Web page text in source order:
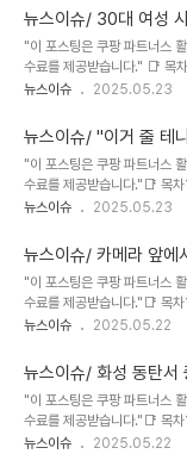
있..
상은 운전 중 부주의로 인해
60대 여성이 운전 중 조수석
을 인지하지 못하고 횡단보
주나 약물 운전은 아니었지만,
으로 이어질 수 있는지 보여주
전자들에게 운전 중 ..
뉴스이슈/ 30대 여성 사업가가 보이스피싱 임을 알게
된 계기는?
"이 포스팅은 쿠팡 파트너스
수료를 제공받습니다." 📑 목
지 발휘2. 💼 대출 신청과 의
게 된 계기는? 30대 여성 사업
범인 검거까지 이어진 사건을
미끼로 보험사대출 상환을 요
가는 은행 앞에서 신용보증재
을 알아챕니다. 경찰에 신고
이 사건은 보이스피..
뉴스이슈 2025.05.23
뉴스이슈/ "이거 줄 테
유기견
"이 포스팅은 쿠팡 파트너스
수료를 제공받습니다."📑 목
견의 감동적인 이야기3. 🐶 유
사연은? 유기견이 자신의 구
동적인 이야기를 담고 있습니
했지만, 결국 치료받고 새로
울림을 줍니다. 이 이야기는 버
생각하게 만들며, 소중한 생
잊지 말아야 합니다...
뉴스이슈 2025.05.23
뉴스이슈/ 카메라 앞에
'딱 걸린다'
"이 포스팅은 쿠팡 파트너스
수료를 제공받습니다."📑 목
2. 📸 차량 속도 단속 시스템
은 암행 순찰차를 이용한 새로
니다. 암행 순찰차는 레이더
기등 다양한 교통 법규 위반
히, 갓길에 차량을 세우지 않
다. 경찰은 경각심을 높이고 교
뉴스이슈 2025.05.22
뉴스이슈/ 화성 동탄
시민들 가까스로 대피
"이 포스팅은 쿠팡 파트너스
수료를 제공받습니다."📑 목
성 동탄 취객 흉기 위협 사건
뉴스이슈 2025.05.22